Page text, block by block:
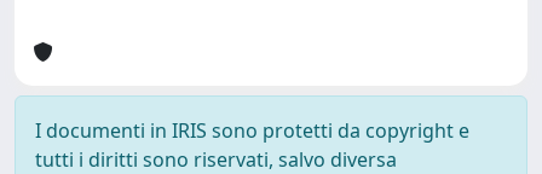
I documenti in IRIS sono protetti da copyright e
tutti i diritti sono riservati, salvo diversa